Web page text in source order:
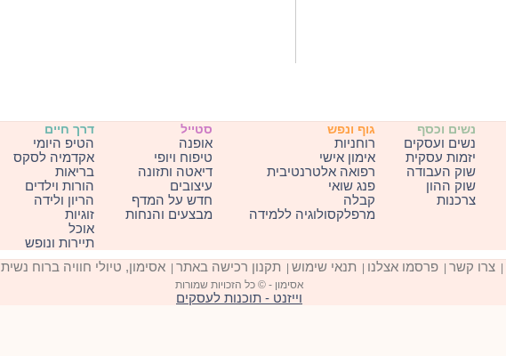
נשים וכסף
נשים ועסקים
יזמות עסקית
שוק העבודה
שוק ההון
צרכנות
גוף ונפש
רוחניות
אימון אישי
רפואה אלטרנטיבית
פנג שואי
קבלה
מרפלקסולוגיה ללמידה
סטייל
אופנה
טיפוח ויופי
דיאטה ותזונה
עיצובים
חדש על המדף
מבצעים והנחות
דרך חיים
הטיפ היומי
אקדמיה לסקס
בריאות
הורות וילדים
הריון ולידה
זוגיות
אוכל
תיירות ונופש
|צרו קשר |פרסמו אצלנו תנאי שימוש תקנון רכישה באתר |אסימון, טיולי חוויה ברוח נשית
אסימון - © כל הזכויות שמורות
וייזנט - תוכנות לעסקים